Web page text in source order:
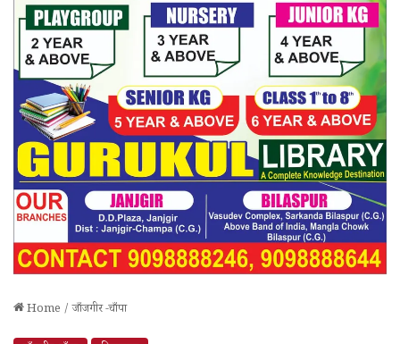
Home / जाँजगीर -चाँपा